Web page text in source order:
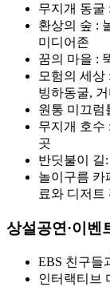
무지개 동굴
환상의 숲 :
미디어존
꿈의 마을 :
모험의 세상
빙하동굴,
원통 미끄럼
무지개 호수
곳
반딧불이 길
놀이구름 카
료와 디저트
상설공연·이벤
EBS 친구들
인터랙티브